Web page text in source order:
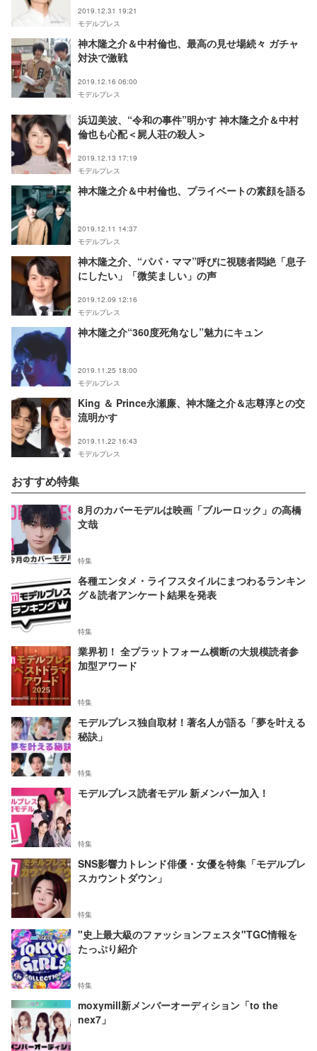
2019.12.31 19:21
モデルプレス
神木隆之介＆中村倫也、最高の見せ場続々 ガチャ
対決で激戦
2019.12.16 06:00
モデルプレス
浜辺美波、“令和の事件”明かす 神木隆之介＆中村
倫也も心配＜屍人荘の殺人＞
2019.12.13 17:19
モデルプレス
神木隆之介＆中村倫也、プライベートの素顔を語る
2019.12.11 14:37
モデルプレス
神木隆之介、“パパ・ママ”呼びに視聴者悶絶「息子
にしたい」「微笑ましい」の声
2019.12.09 12:16
モデルプレス
神木隆之介“360度死角なし”魅力にキュン
2019.11.25 18:00
モデルプレス
King ＆ Prince永瀬廉、神木隆之介＆志尊淳との交
流明かす
2019.11.22 16:43
モデルプレス
おすすめ特集
8月のカバーモデルは映画「ブルーロック」の高橋
文哉
特集
各種エンタメ・ライフスタイルにまつわるランキン
グ＆読者アンケート結果を発表
特集
業界初！ 全プラットフォーム横断の大規模読者参
加型アワード
特集
モデルプレス独自取材！著名人が語る「夢を叶える
秘訣」
特集
モデルプレス読者モデル 新メンバー加入！
特集
SNS影響力トレンド俳優・女優を特集「モデルプレ
スカウントダウン」
特集
"史上最大級のファッションフェスタ"TGC情報を
たっぷり紹介
特集
moxymill新メンバーオーディション「to the
nex7」